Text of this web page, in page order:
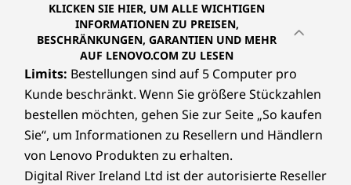
KLICKEN SIE HIER, UM ALLE WICHTIGEN
INFORMATIONEN ZU PREISEN,
BESCHRÄNKUNGEN, GARANTIEN UND MEHR
AUF LENOVO.COM ZU LESEN
Limits: Bestellungen sind auf 5 Computer pro
Kunde beschränkt. Wenn Sie größere Stückzahlen
bestellen möchten, gehen Sie zur Seite „So kaufen
Sie“, um Informationen zu Resellern und Händlern
von Lenovo Produkten zu erhalten.
Digital River Ireland Ltd ist der autorisierte Reseller